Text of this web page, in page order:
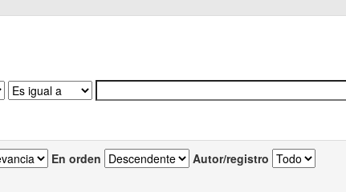
En orden Autor/registro